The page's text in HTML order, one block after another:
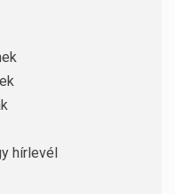
hírlevél